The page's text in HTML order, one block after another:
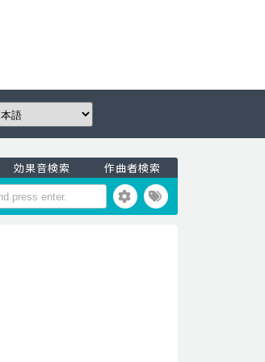
効果音検索 作曲者検索